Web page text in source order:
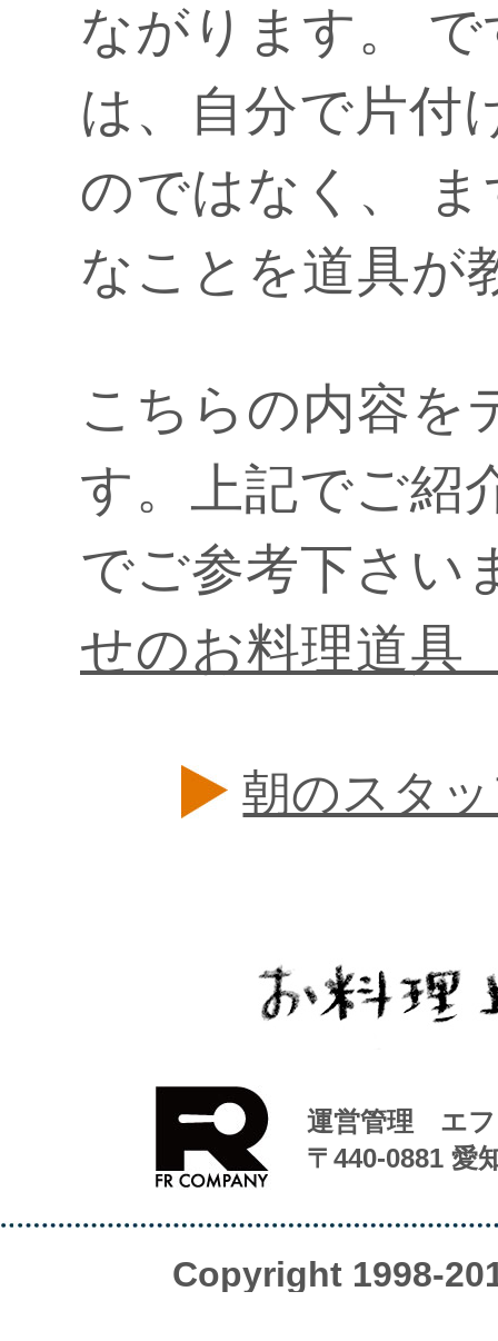
ながります。
は、自分で片付
のではなく、
なことを道具が
こちらの内容を
す。上記でご紹
でご参考下さい
せのお料理道
朝のスタ
運営管理 エフ
〒440-0881 愛
Copyright 1998-